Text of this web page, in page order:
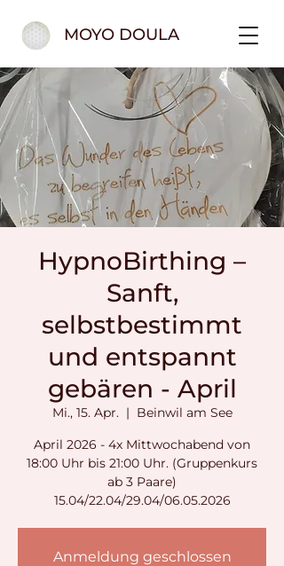
MOYO DOULA
HypnoBirthing –
Sanft,
selbstbestimmt
und entspannt
gebären - April
Mi., 15. Apr.
  |
Beinwil am See
April 2026 - 4x Mittwochabend von
18:00 Uhr bis 21:00 Uhr. (Gruppenkurs
ab 3 Paare)
15.04/22.04/29.04/06.05.2026
Anmeldung geschlossen